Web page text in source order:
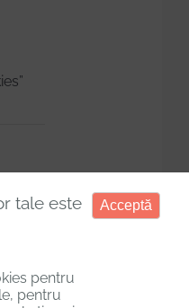
tale este
pentru
pentru
Acceptă